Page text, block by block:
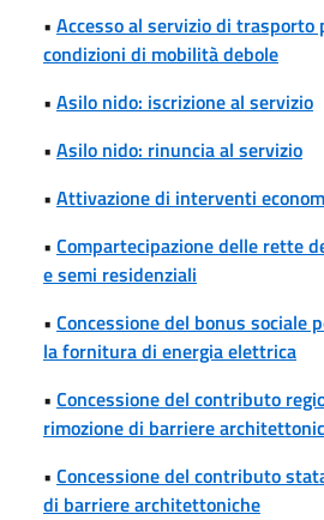
• Accesso al servizio di trasporto
condizioni di mobilità debole
• Asilo nido: iscrizione al servizio
• Asilo nido: rinuncia al servizio
• Attivazione di interventi
• Compartecipazione delle rette
e semi residenziali
• Concessione del bonus sociale
la fornitura di energia elettrica
• Concessione del contributo
rimozione di barriere
• Concessione del contributo
di barriere architettoniche